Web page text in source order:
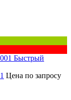
Быстрый
Цена по запросу